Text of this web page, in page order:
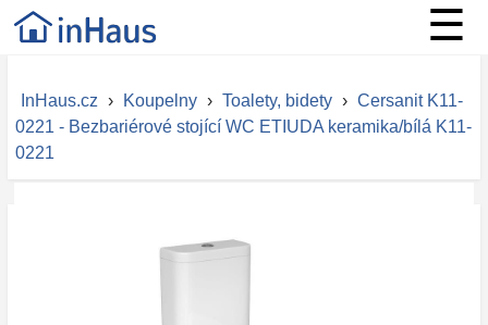
☰
InHaus.cz › Koupelny › Toalety, bidety › Cersanit K11-
0221 - Bezbariérové stojící WC ETIUDA keramika/bílá K11-
0221